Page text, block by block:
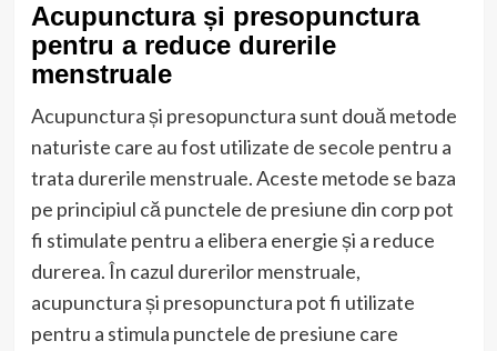
Acupunctura și presopunctura
pentru a reduce durerile
menstruale
Acupunctura și presopunctura sunt două metode
naturiste care au fost utilizate de secole pentru a
trata durerile menstruale. Aceste metode se baza
pe principiul că punctele de presiune din corp pot
fi stimulate pentru a elibera energie și a reduce
durerea. În cazul durerilor menstruale,
acupunctura și presopunctura pot fi utilizate
pentru a stimula punctele de presiune care